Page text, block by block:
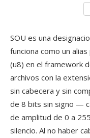
SOU es una
funciona como un
(u8) en el framework
archivos con la
sin cabecera y sin
de 8 bits sin signo —
de amplitud de 0 a
silencio. Al no haber